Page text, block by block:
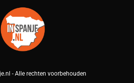
- Alle rechten voorbehouden